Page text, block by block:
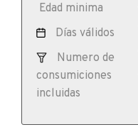
Edad minima
Días válidos
Numero de
consumiciones
incluidas